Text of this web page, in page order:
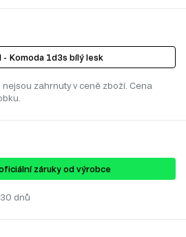
- Komoda 1d3s bílý lesk
zahrnuty v ceně zboží. Cena
záruky od výrobce
dnů